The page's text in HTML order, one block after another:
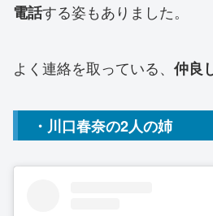
電話する姿もありました。
よく連絡を取っている、 仲良
・川口春奈の2人の姉